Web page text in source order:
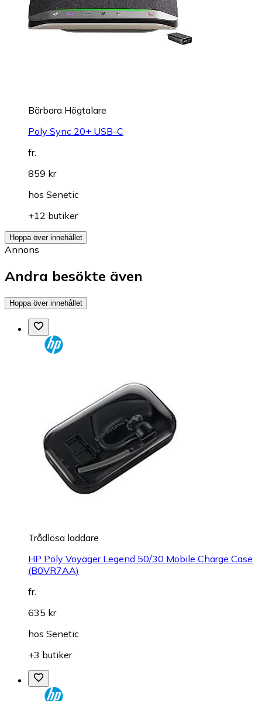
Bärbara Högtalare
Poly Sync 20+ USB-C
fr.
859 kr
hos Senetic
+12 butiker
Hoppa över innehållet
Annons
Andra besökte även
Hoppa över innehållet
Trådlösa laddare
HP Poly Voyager Legend 50/30 Mobile Charge Case
(B0VR7AA)
fr.
635 kr
hos Senetic
+3 butiker